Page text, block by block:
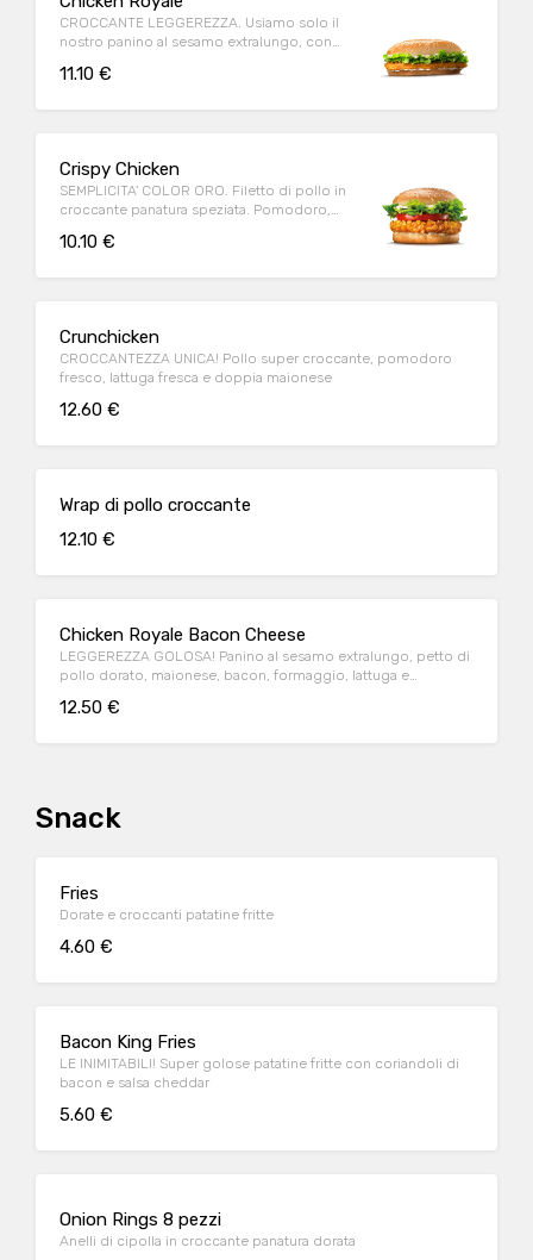
CROCCANTE LEGGEREZZA. Usiamo solo il
nostro panino al sesamo extralungo, con
11.10 €
Crispy Chicken
SEMPLICITA' COLOR ORO. Filetto di pollo in
croccante panatura speziata. Pomodoro,
10.10 €
Crunchicken
CROCCANTEZZA UNICA! Pollo super croccante, pomodoro
fresco, lattuga fresca e doppia maionese
12.60 €
Wrap di pollo croccante
12.10 €
Chicken Royale Bacon Cheese
LEGGEREZZA GOLOSA! Panino al sesamo extralungo, petto di
pollo dorato, maionese, bacon, formaggio, lattuga e
12.50 €
Snack
Fries
Dorate e croccanti patatine fritte
4.60 €
Bacon King Fries
LE INIMITABILI! Super golose patatine fritte con coriandoli di
bacon e salsa cheddar
5.60 €
Onion Rings 8 pezzi
Anelli di cipolla in croccante panatura dorata